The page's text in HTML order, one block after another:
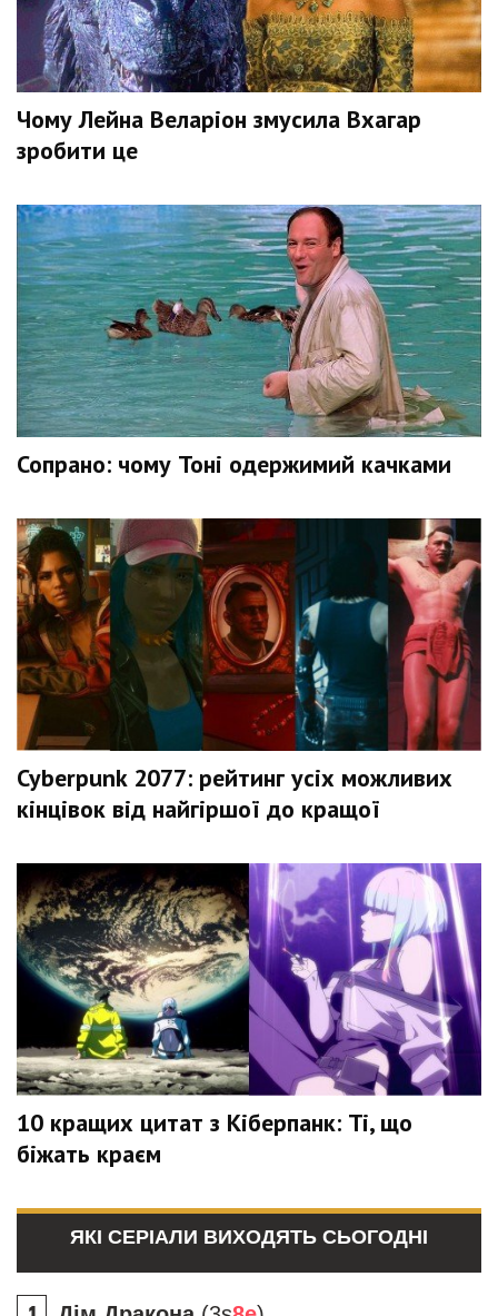
Чому Лейна Веларіон змусила Вхагар
зробити це
Сопрано: чому Тоні одержимий качками
Cyberpunk 2077: рейтинг усіх можливих
кінцівок від найгіршої до кращої
10 кращих цитат з Кіберпанк: Ті, що
біжать краєм
ЯКІ СЕРІАЛИ ВИХОДЯТЬ СЬОГОДНІ